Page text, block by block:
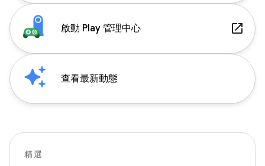
啟動 Play 管理中心 launch
查看最新動態
精選